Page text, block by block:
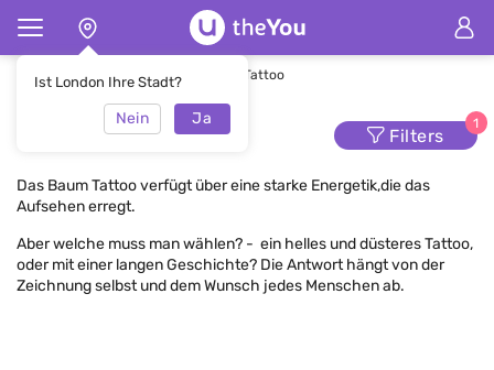
Ist London Ihre Stadt?
Nein Ja
Hauptseite Tätowierung Baum Tattoo
Baum Tattoo Filters
1
Das Baum Tattoo verfügt über eine starke Energetik,die das
Aufsehen erregt.
Aber welche muss man wählen? - ein helles und düsteres Tattoo,
oder mit einer langen Geschichte? Die Antwort hängt von der
Zeichnung selbst und dem Wunsch jedes Menschen ab.